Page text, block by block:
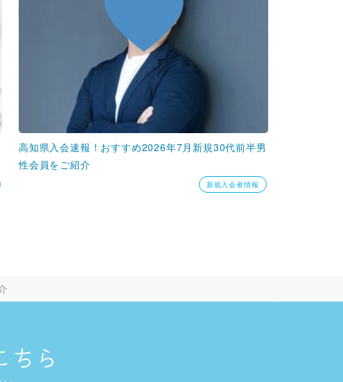
高知県入会速報！おすすめ2026年7月新規30代前半男
性会員をご紹介
新規入会者情報
ちら